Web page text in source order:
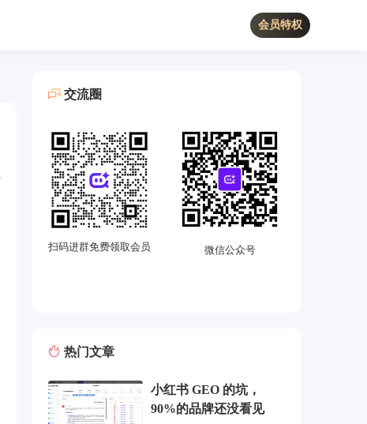
会员特权
交流圈
扫码进群免费领取会员 微信公众号
热门文章
小红书 GEO 的坑，
90%的品牌还没看见